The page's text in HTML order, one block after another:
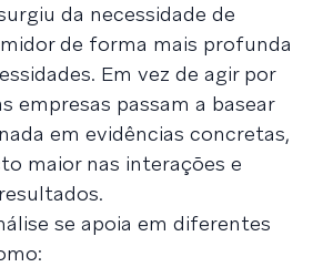
da necessidade de
de forma mais profunda
Em vez de agir por
empresas passam a basear
em evidências concretas,
maior nas interações e
se apoia em diferentes